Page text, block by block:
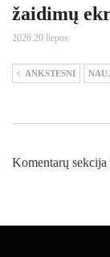
žaidimų
2026 20 liepos
ANKSTESNI
Komentarų sekcija